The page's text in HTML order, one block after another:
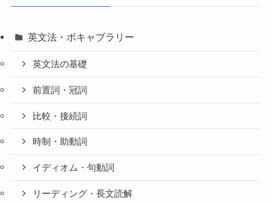
英文法・ボキャブラリー
英文法の基礎
前置詞・冠詞
比較・接続詞
時制・助動詞
イディオム・句動詞
リーディング・長文読解